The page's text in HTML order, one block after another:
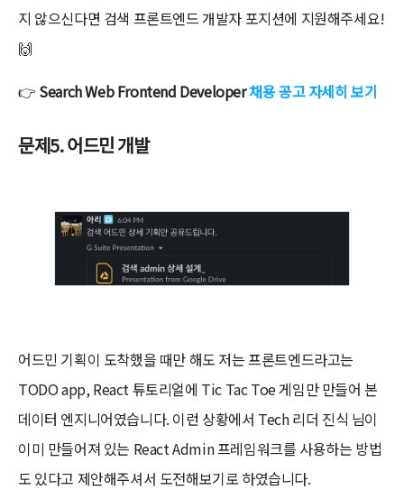
지 않으신다면 검색 프론트엔드 개발자 포지션에 지원해주세요!
🙌
👉 Search Web Frontend Developer채용 공고 자세히 보기
문제5. 어드민 개발
어드민 기획이 도착했을 때만 해도 저는 프론트엔드라고는
TODO app, React 튜토리얼에 Tic Tac Toe 게임만 만들어 본
데이터 엔지니어였습니다. 이런 상황에서 Tech 리더 진식 님이
이미 만들어져 있는 React Admin 프레임워크를 사용하는 방법
도 있다고 제안해주셔서 도전해보기로 하였습니다.